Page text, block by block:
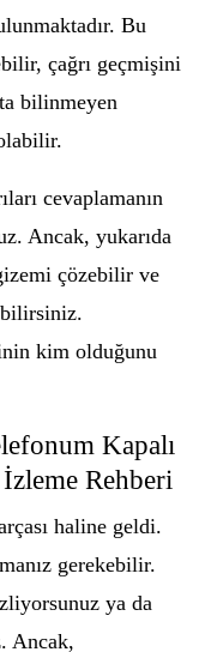
Bu
çağrı geçmişini
bilinmeyen
cevaplamanın
Ancak, yukarıda
çözebilir ve
kim olduğunu
Kapalı
Rehberi
haline geldi.
gerekebilir.
ya da
Ancak,